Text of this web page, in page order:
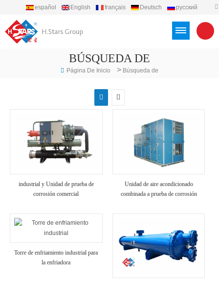
español English français Deutsch
русский
BÚSQUEDA DE
Página De Inicio > Búsqueda de
industrial y Unidad de prueba de
corrosión comercial
Unidad de aire acondicionado
combinada a prueba de corrosión
Torre de enfriamiento industrial para
la enfriadora